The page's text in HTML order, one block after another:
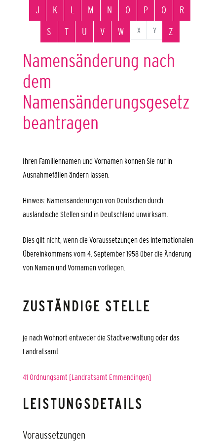
J
K L M N O P Q
R
S
T U V W X Y Z
Namensänderung nach
dem
Namensänderungsgesetz
beantragen
Ihren Familiennamen und Vornamen können Sie nur in
Ausnahmefällen ändern lassen.
Hinweis: Namensänderungen von Deutschen durch
ausländische Stellen sind in Deutschland unwirksam.
Dies gilt nicht, wenn die Voraussetzungen des internationalen
Übereinkommens vom 4. September 1958 über die Änderung
von Namen und Vornamen vorliegen.
ZUSTÄNDIGE STELLE
je nach Wohnort entweder die Stadtverwaltung oder das
Landratsamt
41 Ordnungsamt [Landratsamt Emmendingen]
LEISTUNGSDETAILS
Voraussetzungen